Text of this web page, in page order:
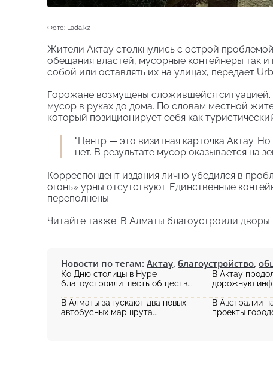
Фото: Lada.kz
Жители Актау столкнулись с острой
обещания властей, мусорные контейнеры так
собой или оставлять их на улицах, передает
Горожане возмущены сложившейся ситуацией.
мусор в руках до дома. По словам местной
который позиционирует себя как
"Центр — это визитная карточка Актау.
нет. В результате мусор оказывается на
Корреспондент издания лично убедился в
огонь» урны отсутствуют. Единственные
переполнены.
Читайте также: В Алматы благоустроили дворы
Новости по тегам: Актау, благоустройство,
Ко Дню столицы в Нуре
благоустроили шесть обществ...
В Актау
дорожную
В Алматы запускают два новых
автобусных маршрута...
В Австралии
проекты